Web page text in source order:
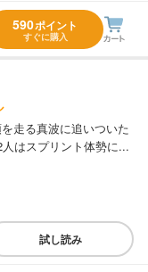
590ポイント
すぐに購入
走る真波に追いついた
はスプリント体勢に...
試し読み